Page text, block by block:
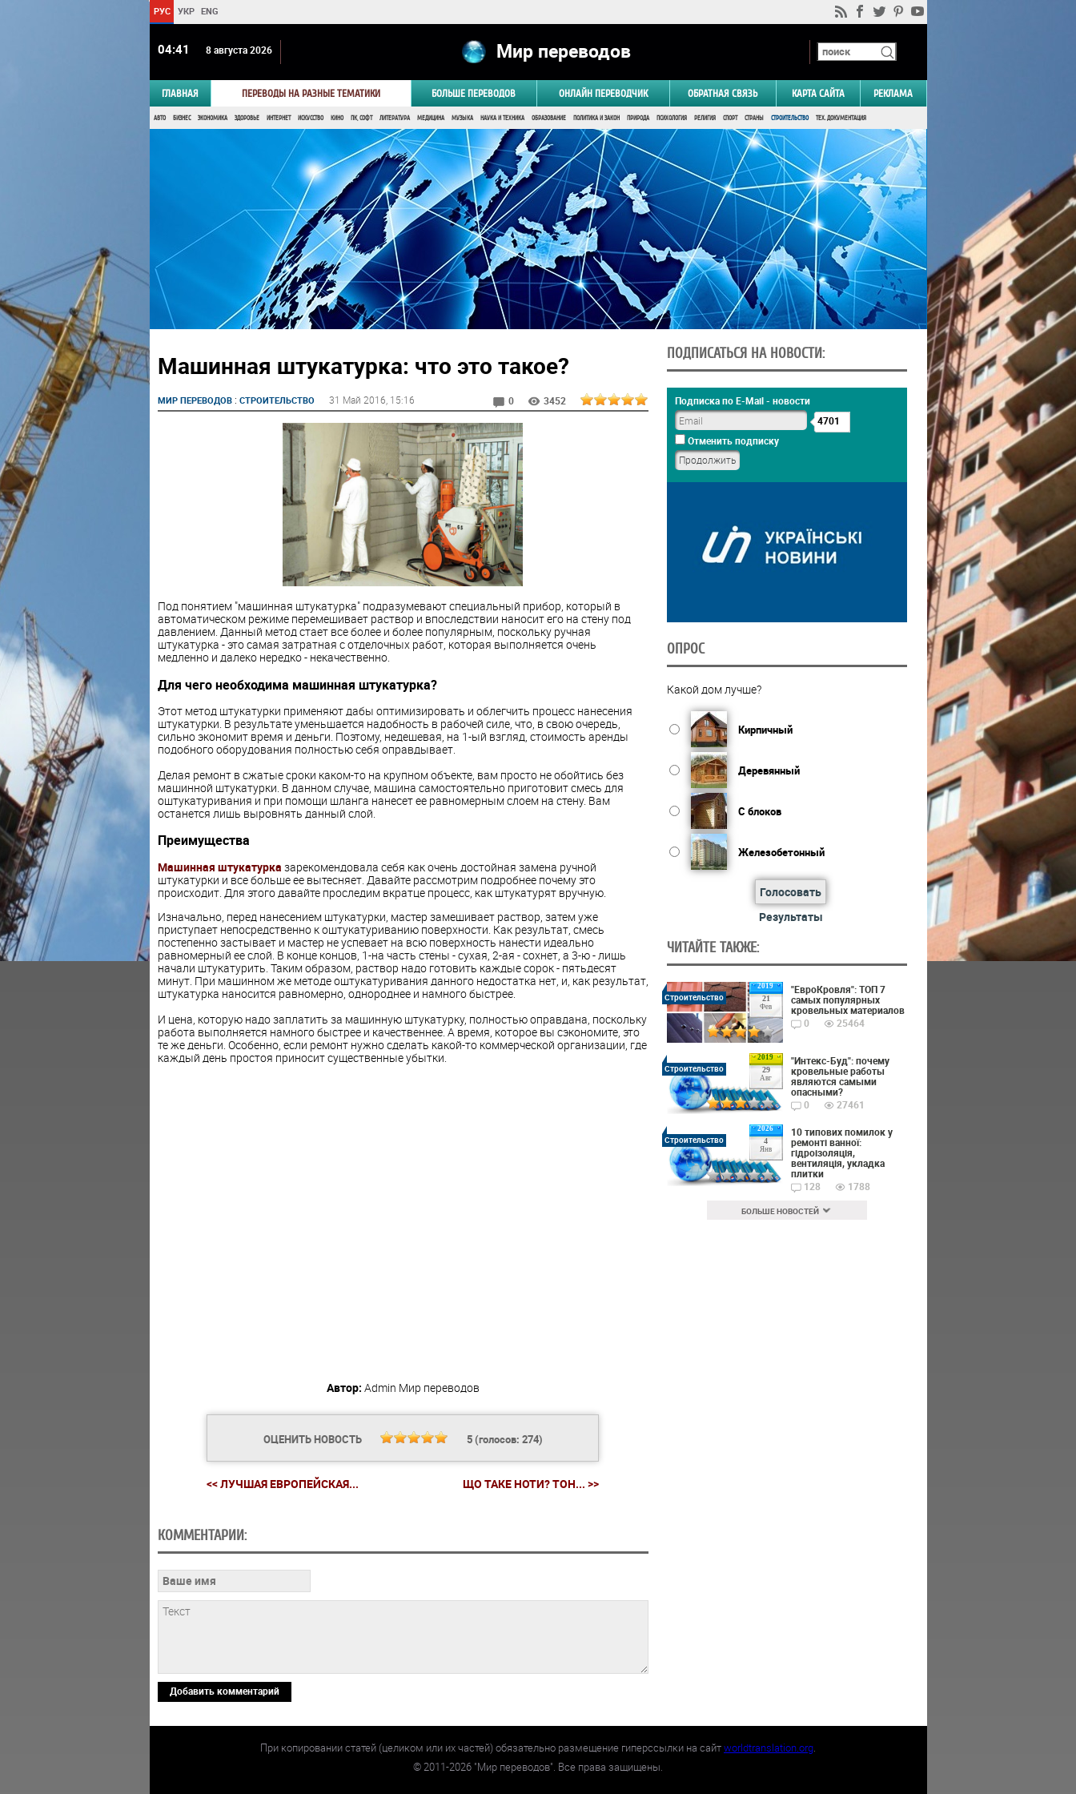
РУС УКР ENG
04 41 8 августа 2026 Мир переводов
ГЛАВНАЯ ПЕРЕВОДЫ НА РАЗНЫЕ ТЕМАТИКИ БОЛЬШЕ ПЕРЕВОДОВ ОНЛАЙН ПЕРЕВОДЧИК ОБРАТНАЯ СВЯЗЬ КАРТА САЙТА РЕКЛАМА
АВТО БИЗНЕС ЭКОНОМИКА ЗДОРОВЬЕ ИНТЕРНЕТ ИСКУССТВО КИНО ПК, СОФТ ЛИТЕРАТУРА МЕДИЦИНА МУЗЫКА НАУКА И ТЕХНИКА ОБРАЗОВАНИЕ ПОЛИТИКА И ЗАКОН ПРИРОДА ПСИХОЛОГИЯ РЕЛИГИЯ СПОРТ СТРАНЫ СТРОИТЕЛЬСТВО ТЕХ. ДОКУМЕНТАЦИЯ
Машинная штукатурка: что это такое?
МИР ПЕРЕВОДОВ: СТРОИТЕЛЬСТВО 31 Май 2016 , 15:16 0 3452
Под понятием "машинная штукатурка" подразумевают специальный прибор, который в
автоматическом режиме перемешивает раствор и впоследствии наносит его на стену под
давлением. Данный метод стает все более и более популярным, поскольку ручная
штукатурка - это самая затратная с отделочных работ, которая выполняется очень
медленно и далеко нередко - некачественно.
Для чего необходима машинная штукатурка?
Этот метод штукатурки применяют дабы оптимизировать и облегчить процесс нанесения
штукатурки. В результате уменьшается надобность в рабочей силе, что, в свою очередь,
сильно экономит время и деньги. Поэтому, недешевая, на 1-ый взгляд, стоимость аренды
подобного оборудования полностью себя оправдывает.
Делая ремонт в сжатые сроки каком-то на крупном объекте, вам просто не обойтись без
машинной штукатурки. В данном случае, машина самостоятельно приготовит смесь для
оштукатуривания и при помощи шланга нанесет ее равномерным слоем на стену. Вам
останется лишь выровнять данный слой.
Преимущества
Машинная штукатурка зарекомендовала себя как очень достойная замена ручной
штукатурки и все больше ее вытесняет. Давайте рассмотрим подробнее почему это
происходит. Для этого давайте проследим вкратце процесс, как штукатурят вручную.
Изначально, перед нанесением штукатурки, мастер замешивает раствор, затем уже
приступает непосредственно к оштукатуриванию поверхности. Как результат, смесь
постепенно застывает и мастер не успевает на всю поверхность нанести идеально
равномерный ее слой. В конце концов, 1-на часть стены - сухая, 2-ая - сохнет, а 3-ю - лишь
начали штукатурить. Таким образом, раствор надо готовить каждые сорок - пятьдесят
минут. При машинном же методе оштукатуривания данного недостатка нет, и, как результат,
штукатурка наносится равномерно, однороднее и намного быстрее.
И цена, которую надо заплатить за машинную штукатурку, полностью оправдана, поскольку
работа выполняется намного быстрее и качественнее. А время, которое вы сэкономите, это
те же деньги. Особенно, если ремонт нужно сделать какой-то коммерческой организации, где
каждый день простоя приносит существенные убытки.
Автор: Admin Мир переводов
ОЦЕНИТЬ НОВОСТЬ 5(голосов: 274)
<< ЛУЧШАЯ ЕВРОПЕЙСКАЯ... ЩО ТАКЕ НОТИ? ТОН... >>
КОММЕНТАРИИ:
Добавить комментарий
ПОДПИСАТЬСЯ НА НОВОСТИ:
Подписка по E-Mail - новости
4701
Отменить подписку
ОПРОС
Какой дом лучше?
Кирпичный
Деревянный
С блоков
Железобетонный
Голосовать
Результаты
ЧИТАЙТЕ ТАКЖЕ:
2019
21
Фев
Строительство
"ЕвроКровля": ТОП 7
самых популярных
кровельных материалов
0
25464
2019
29
Авг
Строительство
"Интекс-Буд": почему
кровельные работы
являются самыми
опасными?
0
27461
2026
4
Янв
Строительство
10 типових помилок у
ремонті ванної:
гідроізоляція,
вентиляція, укладка
плитки
128
1788
БОЛЬШЕ НОВОСТЕЙ
При копировании статей (целиком или их частей) обязательно размещение гиперссылки на сайтworldtranslation.org.
©2011-2026 "Мир переводов". Все права защищены.